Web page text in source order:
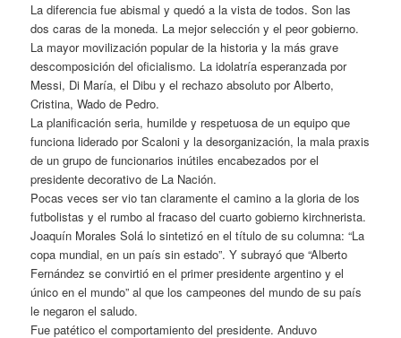
La diferencia fue abismal y quedó a la vista de todos. Son las
dos caras de la moneda. La mejor selección y el peor gobierno.
La mayor movilización popular de la historia y la más grave
descomposición del oficialismo. La idolatría esperanzada por
Messi, Di María, el Dibu y el rechazo absoluto por Alberto,
Cristina, Wado de Pedro.
La planificación seria, humilde y respetuosa de un equipo que
funciona liderado por Scaloni y la desorganización, la mala praxis
de un grupo de funcionarios inútiles encabezados por el
presidente decorativo de La Nación.
Pocas veces ser vio tan claramente el camino a la gloria de los
futbolistas y el rumbo al fracaso del cuarto gobierno kirchnerista.
Joaquín Morales Solá lo sintetizó en el título de su columna: “La
copa mundial, en un país sin estado”. Y subrayó que “Alberto
Fernández se convirtió en el primer presidente argentino y el
único en el mundo” al que los campeones del mundo de su país
le negaron el saludo.
Fue patético el comportamiento del presidente. Anduvo